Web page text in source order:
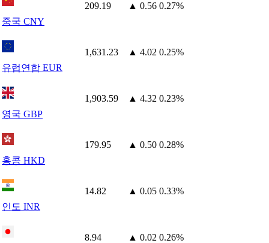
중국 CNY
209.19 ▲ 0.56 0.27%
유럽연합 EUR
1,631.23 ▲ 4.02 0.25%
영국 GBP
1,903.59 ▲ 4.32 0.23%
홍콩 HKD
179.95 ▲ 0.50 0.28%
인도 INR
14.82 ▲ 0.05 0.33%
8.94 ▲ 0.02 0.26%